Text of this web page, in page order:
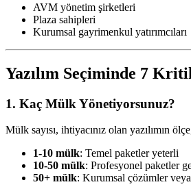
AVM yönetim şirketleri
Plaza sahipleri
Kurumsal gayrimenkul yatırımcıları
Yazılım Seçiminde 7
1. Kaç Mülk Yönetiyorsunuz?
Mülk sayısı, ihtiyacınız olan yazılımın
1-10 mülk: Temel paketler yeterli
10-50 mülk: Profesyonel paketler
50+ mülk: Kurumsal çözümler